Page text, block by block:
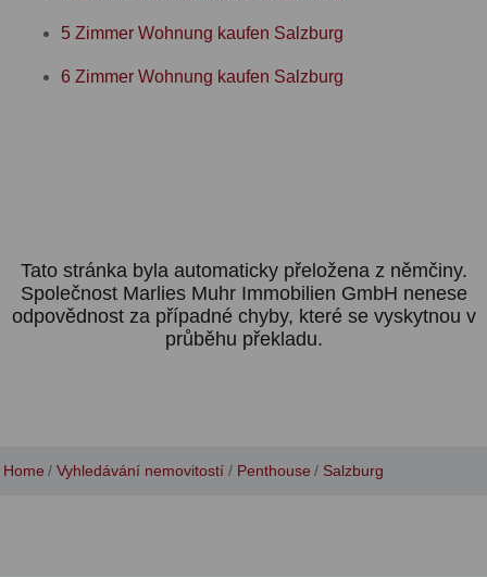
5 Zimmer Wohnung kaufen Salzburg
6 Zimmer Wohnung kaufen Salzburg
Tato stránka byla automaticky přeložena z němčiny.
Společnost Marlies Muhr Immobilien GmbH nenese
odpovědnost za případné chyby, které se vyskytnou v
průběhu překladu.
Home Vyhledávání nemovitostí Penthouse Salzburg